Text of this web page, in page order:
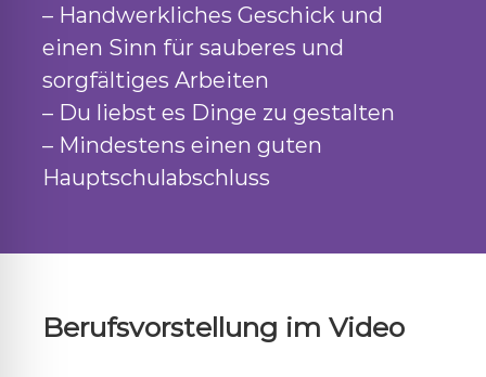
– Handwerkliches Geschick und
einen Sinn für sauberes und
sorgfältiges Arbeiten
– Du liebst es Dinge zu gestalten
– Mindestens einen guten
Hauptschulabschluss
Berufsvorstellung im Video